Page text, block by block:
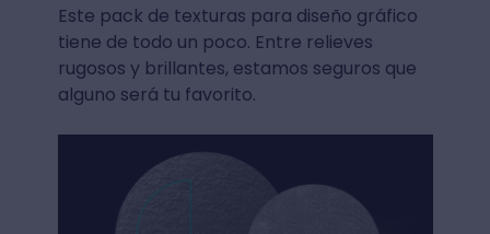
Este pack de texturas para diseño gráfico
tiene de todo un poco. Entre relieves
rugosos y brillantes, estamos seguros que
alguno será tu favorito.